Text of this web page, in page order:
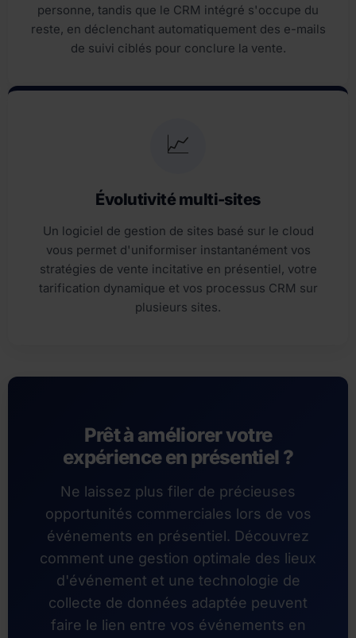
personne, tandis que le CRM intégré s'occupe du
reste, en déclenchant automatiquement des e-mails
de suivi ciblés pour conclure la vente.
📈
Évolutivité multi-sites
Un logiciel de gestion de sites basé sur le cloud
vous permet d'uniformiser instantanément vos
stratégies de vente incitative en présentiel, votre
tarification dynamique et vos processus CRM sur
plusieurs sites.
Prêt à améliorer votre
expérience en présentiel ?
Ne laissez plus filer de précieuses
opportunités commerciales lors de vos
événements en présentiel. Découvrez
comment une gestion optimale des lieux
d'événement et une technologie de
collecte de données adaptée peuvent
faire le lien entre vos événements en